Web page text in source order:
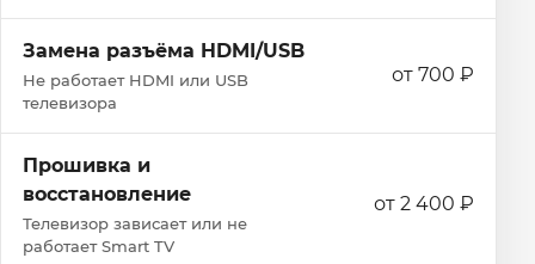
Замена разъёма HDMI/USB
Не работает HDMI или USB
телевизора
от 700 ₽
Прошивка и
восстановление
Телевизор зависает или не
работает Smart TV
от 2 400 ₽